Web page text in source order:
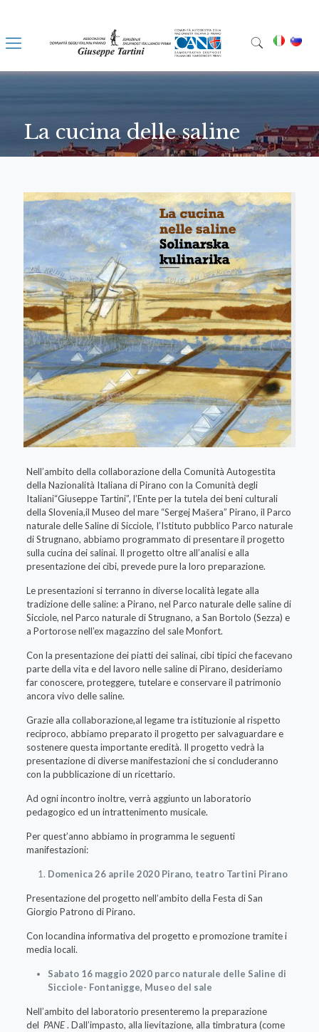
La cucina delle saline
Nell’ambito della collaborazione della Comunità Autogestita
della Nazionalità Italiana di Pirano con la Comunità degli
Italiani“Giuseppe Tartini”, l’Ente per la tutela dei beni culturali
della Slovenia,il Museo del mare “Sergej Mašera” Pirano, il Parco
naturale delle Saline di Sicciole, I’Istituto pubblico Parco naturale
di Strugnano, abbiamo programmato di presentare il progetto
sulla cucina dei salinai. Il progetto oltre all’analisi e alla
presentazione dei cibi, prevede pure la loro preparazione.
Le presentazioni si terranno in diverse località legate alla
tradizione delle saline: a Pirano, nel Parco naturale delle saline di
Sicciole, nel Parco naturale di Strugnano, a San Bortolo (Sezza) e
a Portorose nell’ex magazzino del sale Monfort.
Con la presentazione dei piatti dei salinai, cibi tipici che facevano
parte della vita e del lavoro nelle saline di Pirano, desideriamo
far conoscere, proteggere, tutelare e conservare il patrimonio
ancora vivo delle saline.
Grazie alla collaborazione,al legame tra istituzionie al rispetto
reciproco, abbiamo preparato il progetto per salvaguardare e
sostenere questa importante eredità. Il progetto vedrà la
presentazione di diverse manifestazioni che si concluderanno
con la pubblicazione di un ricettario.
Ad ogni incontro inoltre, verrà aggiunto un laboratorio
pedagogico ed un intrattenimento musicale.
Per quest’anno abbiamo in programma le seguenti
manifestazioni:
Domenica 26 aprile 2020 Pirano, teatro Tartini Pirano
Presentazione del progetto nell’ambito della Festa di San
Giorgio Patrono di Pirano.
Con locandina informativa del progetto e promozione tramite i
media locali.
Sabato 16 maggio 2020 parco naturale delle Saline di
Sicciole- Fontanigge, Museo del sale
Nell’ambito del laboratorio presenteremo la preparazione
del PANE. Dall’impasto, alla lievitazione, alla timbratura (come